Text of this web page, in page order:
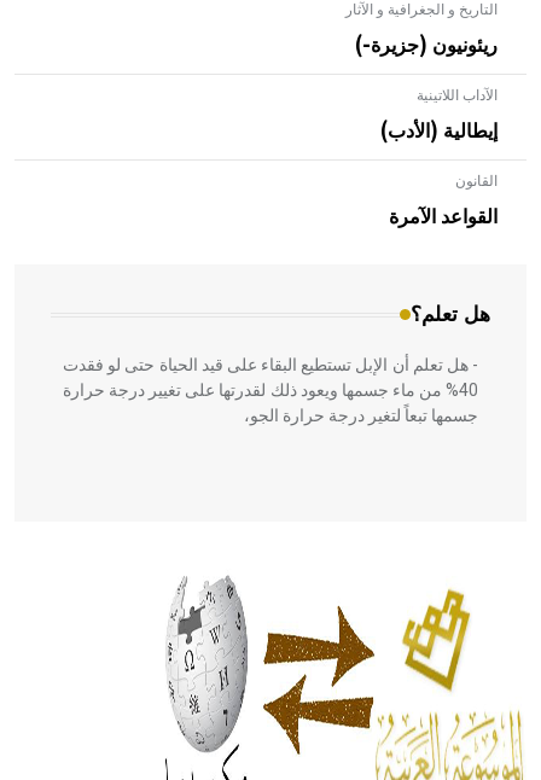
التاريخ و الجغرافية و الآثار
ريئونيون (جزيرة-)
الآداب اللاتينية
إيطالية (الأدب)
القانون
القواعد الآمرة
هل تعلم؟
- هل تعلم أن الأبلق نوع من الفنون الهندسية التي ارتبطت
بالعمارة الإسلامية في بلاد الشام ومصر خاصة، حيث يحرص
المعمار على بناء مداميكه وخاصة في الواجهات
- هل تعلم أن الإبل تستطيع البقاء على قيد الحياة حتى لو فقدت
40% من ماء جسمها ويعود ذلك لقدرتها على تغيير درجة حرارة
جسمها تبعاً لتغير درجة حرارة الجو،
الحكم، الأدلة، تنظيم التغذية، ورسالته في جروح الرأس. ويعود
له الفضل بأنه حرر الطب من الدين والفلسفة.
- هل تعلم أن المرجان إفراز حيواني يتكون في البحر ويتركب
من مادة كربونات الكلسيوم، وهو أحمر أو شديد الحمرة وهو